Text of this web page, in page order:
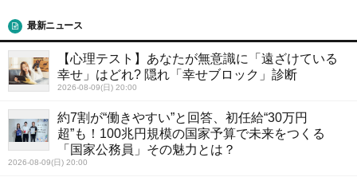
最新ニュース
【心理テスト】あなたが無意識に「遠ざけている
幸せ」はどれ? 隠れ「幸せブロック」診断
2026-08-09(日) 20:00
約7割が“働きやすい”と回答、初任給“30万円
超”も！100兆円規模の国家予算で未来をつくる
「国家公務員」その魅力とは？
2026-08-09(日) 20:00